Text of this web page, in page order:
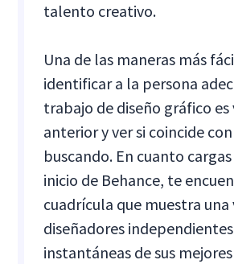
talento creativo.
Una de las maneras más
identificar a la persona
trabajo de diseño gráfico es
anterior y ver si coincide
buscando. En cuanto
inicio de Behance, te
cuadrícula que muestra una
diseñadores
instantáneas de sus